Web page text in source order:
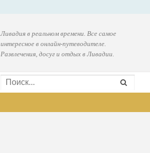
Ливадия в реальном времени. Все самое
интересное в онлайн-путеводителе.
Развлечения, досуг и отдых в Ливадии.